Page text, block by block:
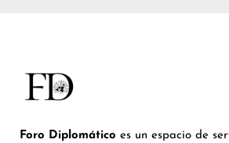
Foro Diplomático es un espacio de